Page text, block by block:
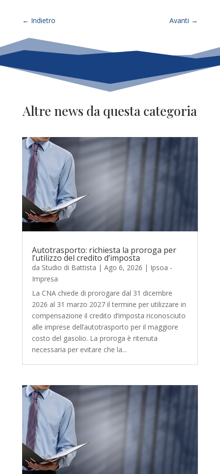
← Indietro Avanti →
Altre news da questa categoria
Autotrasporto: richiesta la proroga per
l’utilizzo del credito d’imposta
da Studio di Battista | Ago 6, 2026 | Ipsoa -
Impresa
La CNA chiede di prorogare dal 31 dicembre
2026 al 31 marzo 2027 il termine per utilizzare in
compensazione il credito d’imposta riconosciuto
alle imprese dell’autotrasporto per il maggiore
costo del gasolio. La proroga è ritenuta
necessaria per evitare che la...